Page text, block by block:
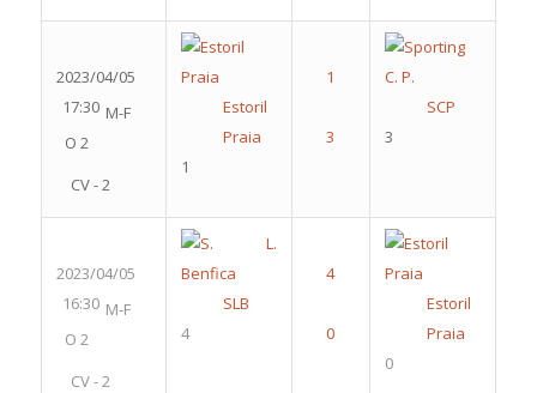
2023/04/05
17:30 M-F
O 2
CV - 2
Estoril
Praia
1
SCP
3
2023/04/05
16:30 M-F
O 2
CV - 2
SLB
4
Estoril
Praia
0